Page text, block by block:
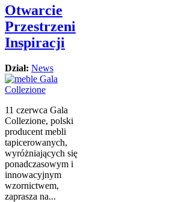
Otwarcie
Przestrzeni
Inspiracji
Dział: News
11 czerwca Gala
Collezione, polski
producent mebli
tapicerowanych,
wyróżniających się
ponadczasowym i
innowacyjnym
wzornictwem,
zaprasza na...